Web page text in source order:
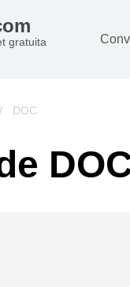
gratuita
/ DOC